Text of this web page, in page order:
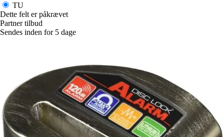
TU
Dette felt er påkrævet
Partner tilbud
Sendes inden for 5 dage